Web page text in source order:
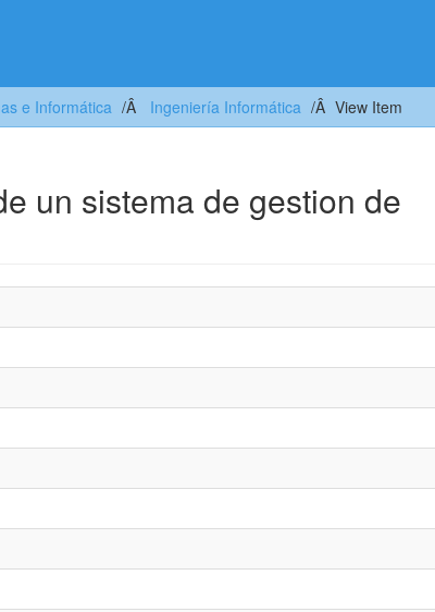
e Informática Ingeniería Informática View Item
un sistema de gestion de